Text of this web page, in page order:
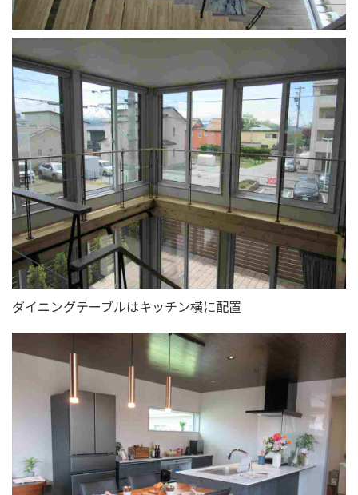
ダイニングテーブルはキッチン横に配置